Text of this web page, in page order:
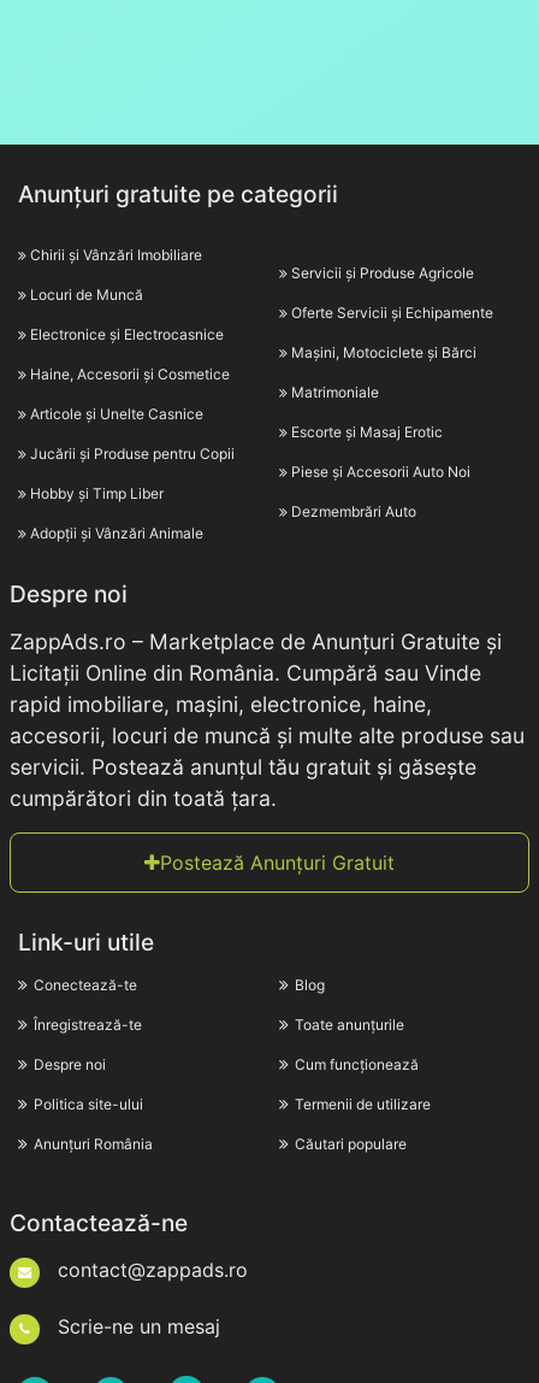
Anunțuri gratuite pe categorii
Chirii și Vânzări Imobiliare
Locuri de Muncă
Electronice și Electrocasnice
Haine, Accesorii și Cosmetice
Articole și Unelte Casnice
Jucării și Produse pentru Copii
Hobby și Timp Liber
Adopții și Vânzări Animale
Servicii și Produse Agricole
Oferte Servicii și Echipamente
Mașini, Motociclete și Bărci
Matrimoniale
Escorte și Masaj Erotic
Piese și Accesorii Auto Noi
Dezmembrări Auto
Despre noi
ZappAds.ro – Marketplace de Anunțuri Gratuite și
Licitații Online din România. Cumpără sau Vinde
rapid imobiliare, mașini, electronice, haine,
accesorii, locuri de muncă și multe alte produse sau
servicii. Postează anunțul tău gratuit și găsește
cumpărători din toată țara.
Postează Anunțuri Gratuit
Link-uri utile
Conectează-te
Înregistrează-te
Despre noi
Politica site-ului
Anunțuri România
Blog
Toate anunțurile
Cum funcționează
Termenii de utilizare
Căutari populare
Contactează-ne
contact@zappads.ro
Scrie-ne un mesaj